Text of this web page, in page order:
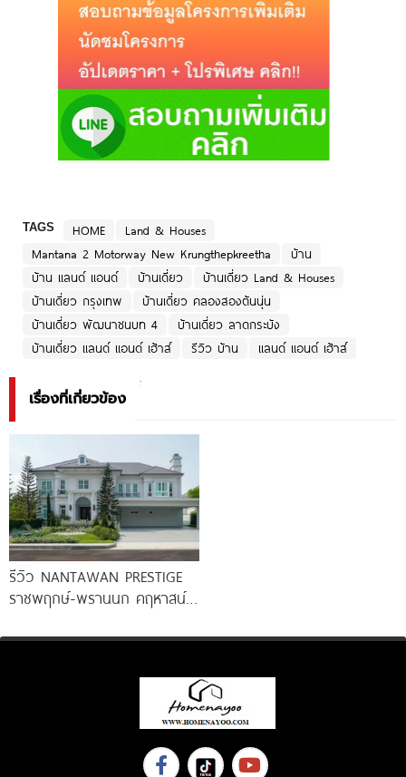
TAGS HOME
Land & Houses
Mantana 2 Motorway New Krungthepkreetha
บ้าน
บ้าน แลนด์ แอนด์
บ้านเดี่ยว
บ้านเดี่ยว Land & Houses
บ้านเดี่ยว กรุงเทพ
บ้านเดี่ยว คลองสองต้นนุ่น
บ้านเดี่ยว พัฒนาชนบท 4
บ้านเดี่ยว ลาดกระบัง
บ้านเดี่ยว แลนด์ แอนด์ เฮ้าส์
รีวิว บ้าน แลนด์ แอนด์ เฮ้าส์
เรื่องที่เกี่ยวข้อง
รีวิว NANTAWAN PRESTIGE
ราชพฤกษ์-พรานนก คฤหาสน์
เริ่ม